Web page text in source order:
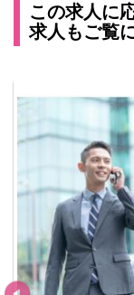
この求人に
求人もご覧